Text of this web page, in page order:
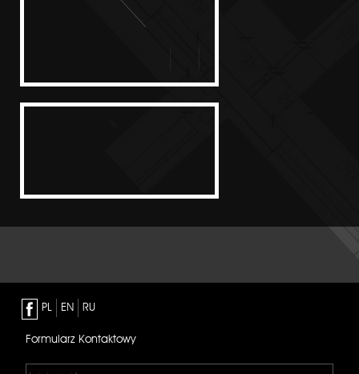
PL EN RU
Formularz Kontaktowy